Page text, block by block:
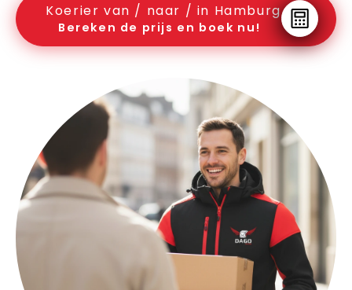
Koerier van / naar / in Hamburg
Bereken de prijs en boek nu!